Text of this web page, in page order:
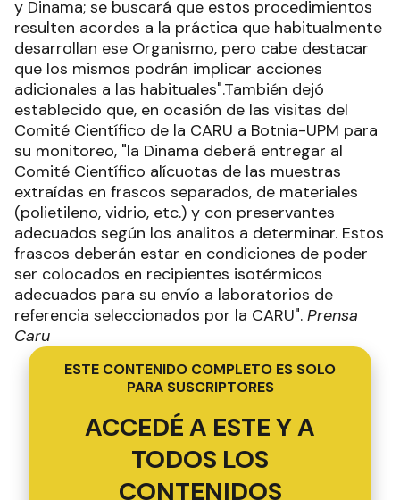
y Dinama; se buscará que estos procedimientos
resulten acordes a la práctica que habitualmente
desarrollan ese Organismo, pero cabe destacar
que los mismos podrán implicar acciones
adicionales a las habituales".También dejó
establecido que, en ocasión de las visitas del
Comité Científico de la CARU a Botnia-UPM para
su monitoreo, "la Dinama deberá entregar al
Comité Científico alícuotas de las muestras
extraídas en frascos separados, de materiales
(polietileno, vidrio, etc.) y con preservantes
adecuados según los analitos a determinar. Estos
frascos deberán estar en condiciones de poder
ser colocados en recipientes isotérmicos
adecuados para su envío a laboratorios de
referencia seleccionados por la CARU". Prensa
Caru
ESTE CONTENIDO COMPLETO ES SOLO
PARA SUSCRIPTORES
ACCEDÉ A ESTE Y A
TODOS LOS
CONTENIDOS